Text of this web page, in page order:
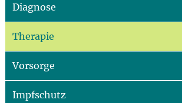
Diagnose
Therapie
Vorsorge
Impfschutz